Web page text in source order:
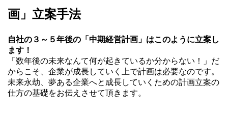
画」立案手法
自社の３～５年後の「中期経営計画」はこのように立案し
ます！
「数年後の未来なんて何が起きているか分からない！」 だ
からこそ、企業が成長していく上で計画は必要なのです。
未来永劫、夢ある企業へと成長していくための計画立案の
仕方の基礎をお伝えさせて頂きます。